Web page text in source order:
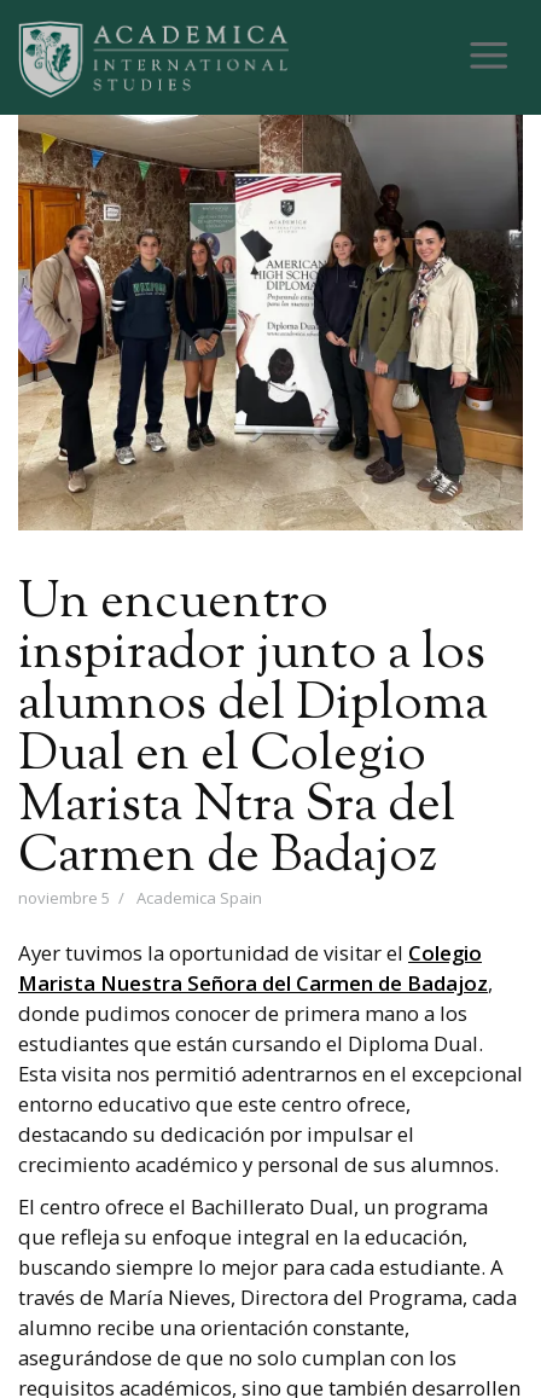
Un encuentro
inspirador junto a los
alumnos del Diploma
Dual en el Colegio
Marista Ntra Sra del
Carmen de Badajoz
noviembre 5 Academica Spain
Ayer tuvimos la oportunidad de visitar el Colegio
Marista Nuestra Señora del Carmen de Badajoz,
donde pudimos conocer de primera mano a los
estudiantes que están cursando el Diploma Dual.
Esta visita nos permitió adentrarnos en el excepcional
entorno educativo que este centro ofrece,
destacando su dedicación por impulsar el
crecimiento académico y personal de sus alumnos.
El centro ofrece el Bachillerato Dual, un programa
que refleja su enfoque integral en la educación,
buscando siempre lo mejor para cada estudiante. A
través de María Nieves, Directora del Programa, cada
alumno recibe una orientación constante,
asegurándose de que no solo cumplan con los
requisitos académicos, sino que también desarrollen